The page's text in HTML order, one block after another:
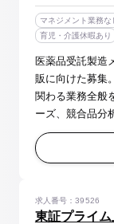
マネジメント業務な
育児・介護休暇あり
医薬品受託製造
販に向けた募集
関わる業務全般をお任せしま
ーズ、競合品分
創案など受容
・コミュニケ...
東証プライ
求人番号：39526